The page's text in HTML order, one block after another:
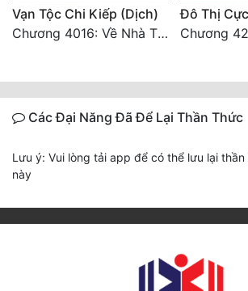
Vạn Tộc Chi Kiếp (Dịch)
Chương 4016: Về Nhà Thôi... (Đại Kết Cục)
Đô Thị
Các Đại Năng Đã Để Lại Thần Thức
Lưu ý: Vui lòng tải app để có thể lưu lại
này